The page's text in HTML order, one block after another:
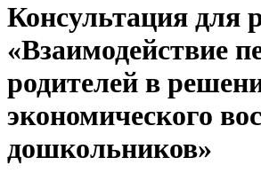
Консультация для
«Взаимодействие
родителей в
экономического
дошкольников»